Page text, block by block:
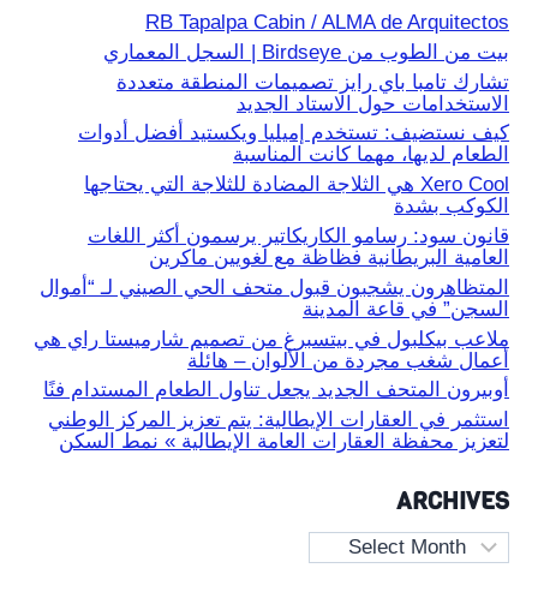
RB Tapalpa Cabin / ALMA de Arquitectos
بيت من الطوب من Birdseye | السجل المعماري
تشارك تامبا باي رايز تصميمات المنطقة متعددة
الاستخدامات حول الاستاد الجديد
كيف نستضيف: تستخدم إميليا ويكستيد أفضل أدوات
الطعام لديها، مهما كانت المناسبة
Xero Cool هي الثلاجة المضادة للثلاجة التي يحتاجها
الكوكب بشدة
قانون سود: رسامو الكاريكاتير يرسمون أكثر اللغات
العامية البريطانية فظاظة مع لغويين ماكرين
المتظاهرون يشجبون قبول متحف الحي الصيني لـ “أموال
السجن” في قاعة المدينة
ملاعب بيكلبول في بيتسبرغ من تصميم شارميستا راي هي
أعمال شغب مجردة من الألوان – هائلة
أوبيرون المتحف الجديد يجعل تناول الطعام المستدام فنًا
استثمر في العقارات الإيطالية: يتم تعزيز المركز الوطني
لتعزيز محفظة العقارات العامة الإيطالية » نمط السكن
ARCHIVES
Archives